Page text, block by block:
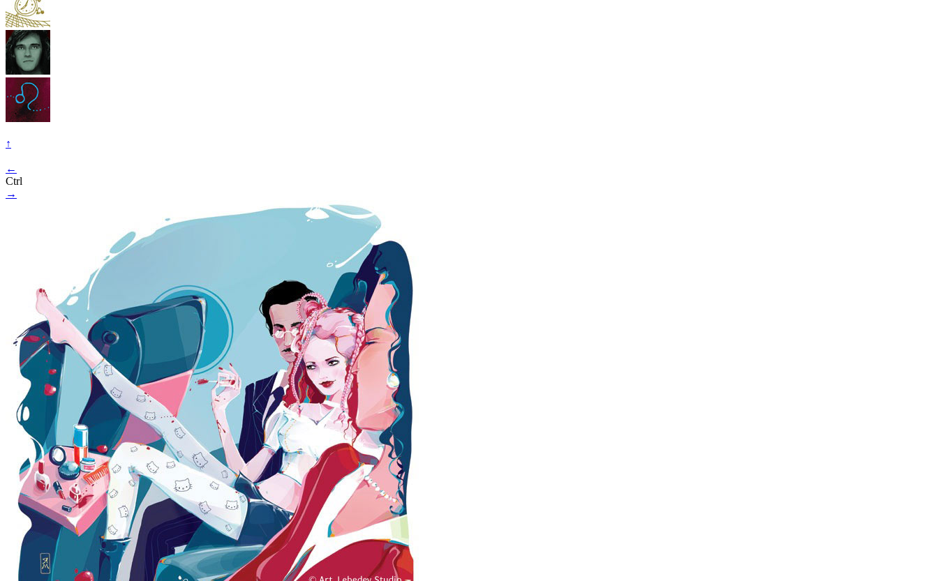
↑
←
Ctrl
→